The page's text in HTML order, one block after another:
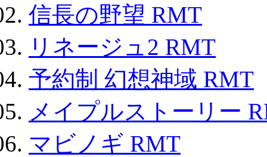
信長の野望 RMT
リネージュ2 RMT
予約制 幻想神域 RMT
メイプルストーリー
マビノギ RMT